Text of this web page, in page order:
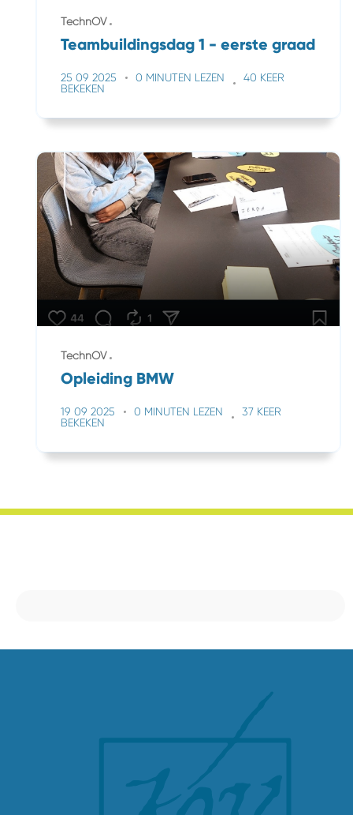
TechnOV
Teambuildingsdag 1 - eerste graad
25 09 2025 0 MINUTEN LEZEN
40 KEER
BEKEKEN
TechnOV
Opleiding BMW
19 09 2025 0 MINUTEN LEZEN
37 KEER
BEKEKEN